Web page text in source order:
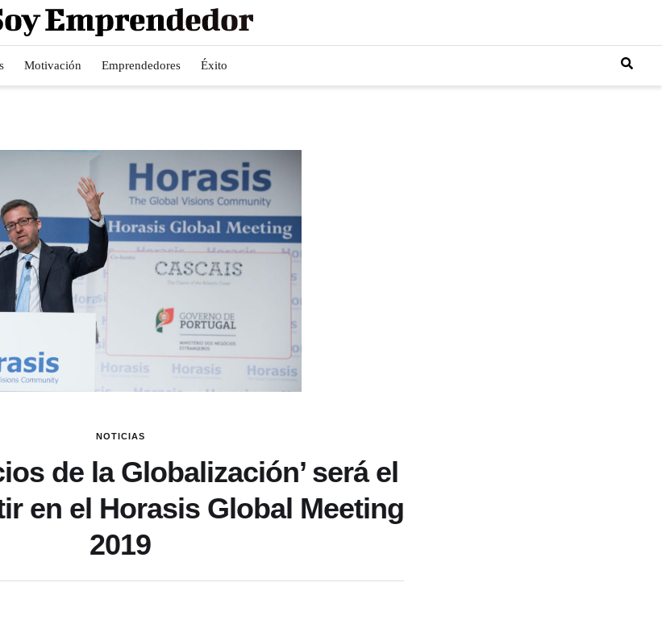
Motivación Emprendedores Éxito
NOTICIAS
de la Globalización’ será el
en el Horasis Global Meeting
2019